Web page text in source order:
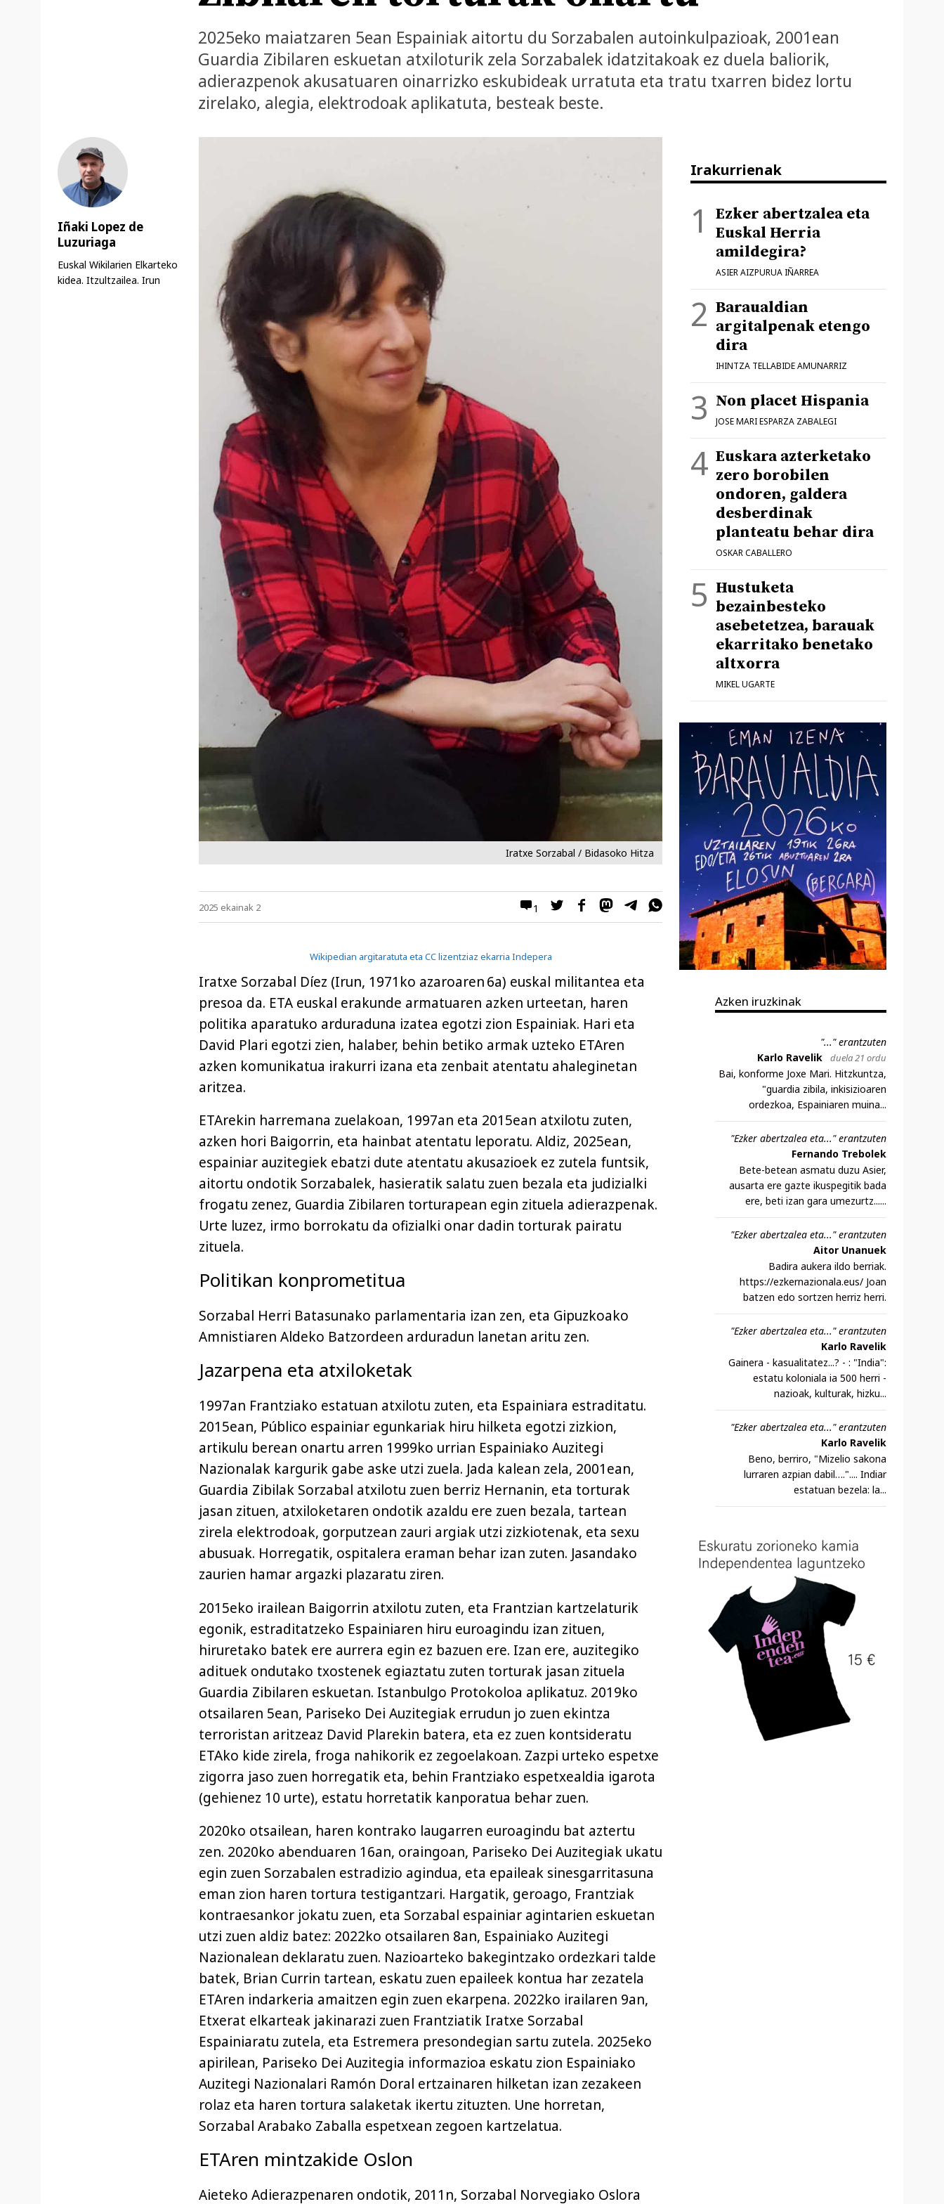
2025eko maiatzaren 5ean Espainiak aitortu du Sorzabalen autoinkulpazioak, 2001ean
Guardia Zibilaren eskuetan atxiloturik zela Sorzabalek idatzitakoak ez duela baliorik,
adierazpenok akusatuaren oinarrizko eskubideak urratuta eta tratu txarren bidez lortu
zirelako, alegia, elektrodoak aplikatuta, besteak beste.
Iratxe Sorzabal / Bidasoko Hitza
1
2025 ekainak 2
Wikipedian argitaratuta eta CC lizentziaz ekarria Indepera
Iratxe Sorzabal Díez (Irun, 1971ko azaroaren 6a) euskal militantea eta
presoa da. ETA euskal erakunde armatuaren azken urteetan, haren
politika aparatuko arduraduna izatea egotzi zion Espainiak. Hari eta
David Plari egotzi zien, halaber, behin betiko armak uzteko ETAren
azken komunikatua irakurri izana eta zenbait atentatu ahaleginetan
aritzea.
ETArekin harremana zuelakoan, 1997an eta 2015ean atxilotu zuten,
azken hori Baigorrin, eta hainbat atentatu leporatu. Aldiz, 2025ean,
espainiar auzitegiek ebatzi dute atentatu akusazioek ez zutela funtsik,
aitortu ondotik Sorzabalek, hasieratik salatu zuen bezala eta judizialki
frogatu zenez, Guardia Zibilaren torturapean egin zituela adierazpenak.
Urte luzez, irmo borrokatu da ofizialki onar dadin torturak pairatu
zituela.
Politikan konprometitua
Sorzabal Herri Batasunako parlamentaria izan zen, eta Gipuzkoako
Amnistiaren Aldeko Batzordeen arduradun lanetan aritu zen.
Jazarpena eta atxiloketak
1997an Frantziako estatuan atxilotu zuten, eta Espainiara estraditatu.
2015ean, Público espainiar egunkariak hiru hilketa egotzi zizkion,
artikulu berean onartu arren 1999ko urrian Espainiako Auzitegi
Nazionalak kargurik gabe aske utzi zuela. Jada kalean zela, 2001ean,
Guardia Zibilak Sorzabal atxilotu zuen berriz Hernanin, eta torturak
jasan zituen, atxiloketaren ondotik azaldu ere zuen bezala, tartean
zirela elektrodoak, gorputzean zauri argiak utzi zizkiotenak, eta sexu
abusuak. Horregatik, ospitalera eraman behar izan zuten. Jasandako
zaurien hamar argazki plazaratu ziren.
2015eko irailean Baigorrin atxilotu zuten, eta Frantzian kartzelaturik
egonik, estraditatzeko Espainiaren hiru euroagindu izan zituen,
hiruretako batek ere aurrera egin ez bazuen ere. Izan ere, auzitegiko
adituek ondutako txostenek egiaztatu zuten torturak jasan zituela
Guardia Zibilaren eskuetan. Istanbulgo Protokoloa aplikatuz. 2019ko
otsailaren 5ean, Pariseko Dei Auzitegiak errudun jo zuen ekintza
terroristan aritzeaz David Plarekin batera, eta ez zuen kontsideratu
ETAko kide zirela, froga nahikorik ez zegoelakoan. Zazpi urteko espetxe
zigorra jaso zuen horregatik eta, behin Frantziako espetxealdia igarota
(gehienez 10 urte), estatu horretatik kanporatua behar zuen.
2020ko otsailean, haren kontrako laugarren euroagindu bat aztertu
zen. 2020ko abenduaren 16an, oraingoan, Pariseko Dei Auzitegiak ukatu
egin zuen Sorzabalen estradizio agindua, eta epaileak sinesgarritasuna
eman zion haren tortura testigantzari. Hargatik, geroago, Frantziak
kontraesankor jokatu zuen, eta Sorzabal espainiar agintarien eskuetan
utzi zuen aldiz batez: 2022ko otsailaren 8an, Espainiako Auzitegi
Nazionalean deklaratu zuen. Nazioarteko bakegintzako ordezkari talde
batek, Brian Currin tartean, eskatu zuen epaileek kontua har zezatela
ETAren indarkeria amaitzen egin zuen ekarpena. 2022ko irailaren 9an,
Etxerat elkarteak jakinarazi zuen Frantziatik Iratxe Sorzabal
Espainiaratu zutela, eta Estremera presondegian sartu zutela. 2025eko
apirilean, Pariseko Dei Auzitegia informazioa eskatu zion Espainiako
Auzitegi Nazionalari Ramón Doral ertzainaren hilketan izan zezakeen
rolaz eta haren tortura salaketak ikertu zituzten. Une horretan,
Sorzabal Arabako Zaballa espetxean zegoen kartzelatua.
ETAren mintzakide Oslon
Aieteko Adierazpenaren ondotik, 2011n, Sorzabal Norvegiako Oslora
Iñaki Lopez de
Luzuriaga
Euskal Wikilarien Elkarteko
kidea. Itzultzailea. Irun
Irakurrienak
Ezker abertzalea eta
Euskal Herria
amildegira?
ASIER AIZPURUA IÑARREA
Baraualdian
argitalpenak etengo
dira
IHINTZA TELLABIDE AMUNARRIZ
Non placet Hispania
JOSE MARI ESPARZA ZABALEGI
Euskara azterketako
zero borobilen
ondoren, galdera
desberdinak
planteatu behar dira
OSKAR CABALLERO
Hustuketa
bezainbesteko
asebetetzea, barauak
ekarritako benetako
altxorra
MIKEL UGARTE
Azken iruzkinak
"..." erantzuten
Karlo Ravelik
duela 21 ordu
Bai, konforme Joxe Mari. Hitzkuntza,
"guardia zibila, inkisizioaren
ordezkoa, Espainiaren muina...
"Ezker abertzalea eta..." erantzuten
Fernando Trebolek
Bete-betean asmatu duzu Asier,
ausarta ere gazte ikuspegitik bada
ere, beti izan gara umezurtz......
"Ezker abertzalea eta..." erantzuten
Aitor Unanuek
Badira aukera ildo berriak.
https://ezkernazionala.eus/ Joan
batzen edo sortzen herriz herri.
"Ezker abertzalea eta..." erantzuten
Karlo Ravelik
Gainera - kasualitatez...? - : "India":
estatu koloniala ia 500 herri -
nazioak, kulturak, hizku...
"Ezker abertzalea eta..." erantzuten
Karlo Ravelik
Beno, berriro, "Mizelio sakona
lurraren azpian dabil….".... Indiar
estatuan bezela: la...